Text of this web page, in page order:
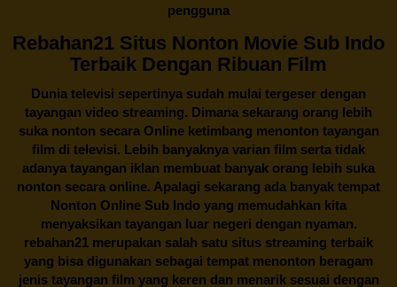
pengguna
Rebahan21 Situs Nonton Movie Sub Indo
Terbaik Dengan Ribuan Film
Dunia televisi sepertinya sudah mulai tergeser dengan
tayangan video streaming. Dimana sekarang orang lebih
suka nonton secara Online ketimbang menonton tayangan
film di televisi. Lebih banyaknya varian film serta tidak
adanya tayangan iklan membuat banyak orang lebih suka
nonton secara online. Apalagi sekarang ada banyak tempat
Nonton Online Sub Indo yang memudahkan kita
menyaksikan tayangan luar negeri dengan nyaman.
rebahan21 merupakan salah satu situs streaming terbaik
yang bisa digunakan sebagai tempat menonton beragam
jenis tayangan film yang keren dan menarik sesuai dengan